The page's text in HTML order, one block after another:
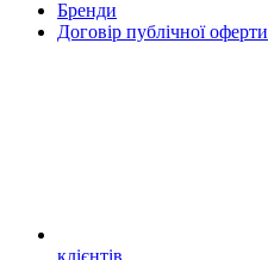
Бренди
Договір публічної оферти
клієнтів